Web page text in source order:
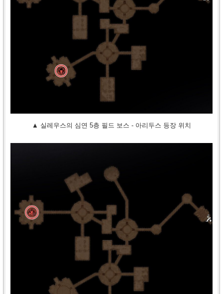
▲ 실레우스의 심연 5층 필드 보스 - 아리두스 등장 위치